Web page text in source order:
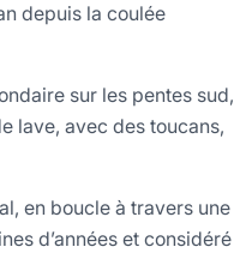
depuis la coulée
sur les pentes sud,
lave, avec des toucans,
en boucle à travers une
d’années et considéré